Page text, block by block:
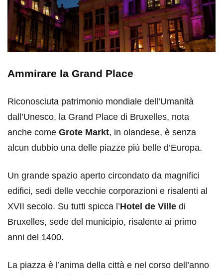
Ammirare la Grand Place
Riconosciuta patrimonio mondiale dell’Umanità
dall’Unesco, la Grand Place di Bruxelles, nota
anche come Grote Markt, in olandese, è senza
alcun dubbio una delle piazze più belle d’Europa.
Un grande spazio aperto circondato da magnifici
edifici, sedi delle vecchie corporazioni e risalenti al
XVII secolo. Su tutti spicca l’Hotel de Ville di
Bruxelles, sede del municipio, risalente ai primo
anni del 1400.
La piazza è l’anima della città e nel corso dell’anno